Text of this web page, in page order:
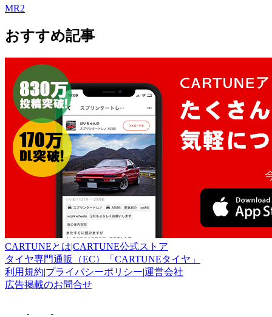
MR2
おすすめ記事
CARTUNEとは|CARTUNE公式ストア
タイヤ専門通販（EC）「CARTUNEタイヤ」
利用規約|プライバシーポリシー|運営会社
広告掲載のお問合せ